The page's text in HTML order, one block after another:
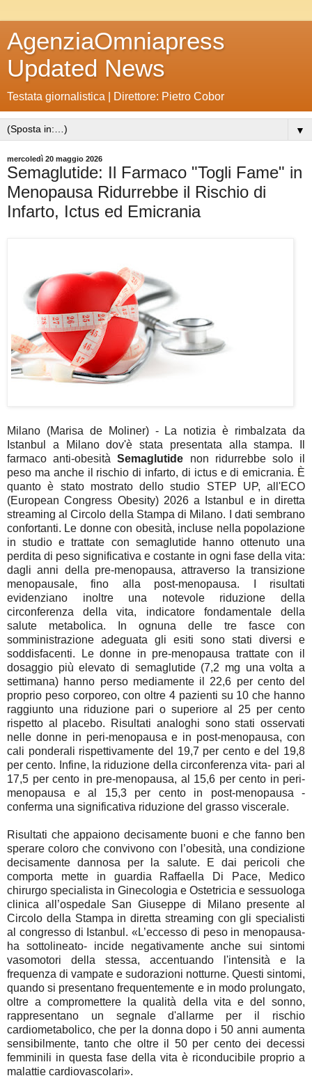
AgenziaOmniapress
Updated News
Testata giornalistica | Direttore: Pietro Cobor
▼
mercoledì 20 maggio 2026
Semaglutide: Il Farmaco "Togli Fame" in
Menopausa Ridurrebbe il Rischio di
Infarto, Ictus ed Emicrania
Milano (Marisa de Moliner) - La notizia è rimbalzata da
Istanbul a Milano dov'è stata presentata alla stampa. Il
farmaco anti-obesitàSemaglutide non ridurrebbe solo il
peso ma anche il rischio di infarto, di ictus e di emicrania. È
quanto è stato mostrato dello studio STEP UP, all'ECO
(European Congress Obesity) 2026 a Istanbul e in diretta
streaming al Circolo della Stampa di Milano. I dati sembrano
confortanti. Le donne con obesità, incluse nella popolazione
in studio e trattate con semaglutide hanno ottenuto una
perdita di peso significativa e costante in ogni fase della vita:
dagli anni della pre-menopausa, attraverso la transizione
menopausale, fino alla post-menopausa. I risultati
evidenziano inoltre una notevole riduzione della
circonferenza della vita, indicatore fondamentale della
salute metabolica. In ognuna delle tre fasce con
somministrazione adeguata gli esiti sono stati diversi e
soddisfacenti. Le donne in pre-menopausa trattate con il
dosaggio più elevato di semaglutide (7,2 mg una volta a
settimana) hanno perso mediamente il 22,6 per cento del
proprio peso corporeo, con oltre 4 pazienti su 10 che hanno
raggiunto una riduzione pari o superiore al 25 per cento
rispetto al placebo. Risultati analoghi sono stati osservati
nelle donne in peri-menopausa e in post-menopausa, con
cali ponderali rispettivamente del 19,7 per cento e del 19,8
per cento. Infine, la riduzione della circonferenza vita- pari al
17,5 per cento in pre-menopausa, al 15,6 per cento in peri-
menopausa e al 15,3 per cento in post-menopausa -
conferma una significativa riduzione del grasso viscerale.
Risultati che appaiono decisamente buoni e che fanno ben
sperare coloro che convivono con l’obesità, una condizione
decisamente dannosa per la salute. E dai pericoli che
comporta mette in guardia Raffaella Di Pace, Medico
chirurgo specialista in Ginecologia e Ostetricia e sessuologa
clinica all’ospedale San Giuseppe di Milano presente al
Circolo della Stampa in diretta streaming con gli specialisti
al congresso di Istanbul. «L’eccesso di peso in menopausa-
ha sottolineato- incide negativamente anche sui sintomi
vasomotori della stessa, accentuando l'intensità e la
frequenza di vampate e sudorazioni notturne. Questi sintomi,
quando si presentano frequentemente e in modo prolungato,
oltre a compromettere la qualità della vita e del sonno,
rappresentano un segnale d'allarme per il rischio
cardiometabolico, che per la donna dopo i 50 anni aumenta
sensibilmente, tanto che oltre il 50 per cento dei decessi
femminili in questa fase della vita è riconducibile proprio a
malattie cardiovascolari».